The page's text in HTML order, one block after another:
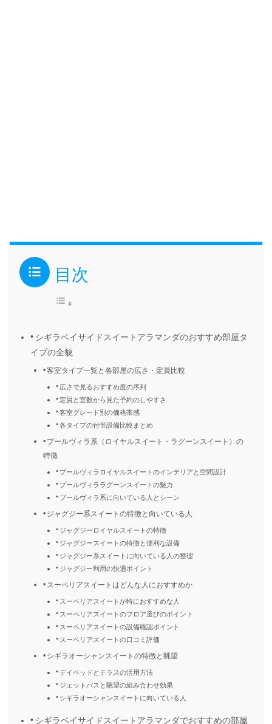
目次
シギラベイサイドスイートアラマンダのおすすめ部屋タ
イプの全貌
客室タイプ一覧と各部屋の広さ・定員比較
広さで見るおすすめ度の序列
定員と室数から見た予約のしやすさ
客室グレード別の価格帯感
各タイプの付帯設備比較まとめ
プールヴィラ系（ロイヤルスイート・ラグーンスイート）の
特徴
プールヴィラロイヤルスイートのインテリアと空間設計
プールヴィララグーンスイートの魅力
プールヴィラ系に向いている人とシーン
ジャグジー系スイートの特徴と向いている人
ジャグジーロイヤルスイートの特徴
ジャグジースイートの特徴と便利な設備
ジャグジー系スイートに向いている人の整理
ジャグジー利用の快適ポイント
スーペリアスイートはどんな人におすすめか
スーペリアスイートが特におすすめな人
スーペリアスイートのフロア選びのポイント
スーペリアスイートの設備確認ポイント
スーペリアスイートの口コミ評価
シギラオーシャンスイートの特徴と眺望
デイベッドとテラスの活用方法
ジェットバスと眺望の組み合わせ効果
シギラオーシャンスイートに向いている人
シギラベイサイドスイートアラマンダでおすすめの部屋